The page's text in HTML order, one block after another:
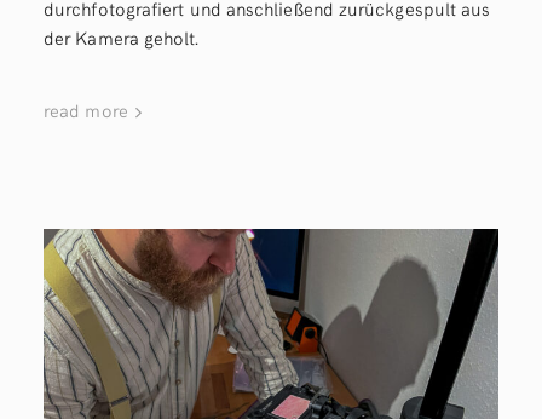
durchfotografiert und anschließend zurückgespult aus
der Kamera geholt.
read more